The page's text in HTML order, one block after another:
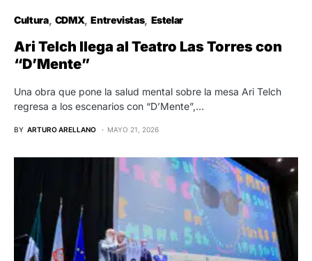
Cultura CDMX Entrevistas Estelar
Ari Telch llega al Teatro Las Torres con
“D’Mente”
Una obra que pone la salud mental sobre la mesa Ari Telch
regresa a los escenarios con “D’Mente”,…
BY ARTURO ARELLANO MAYO 21, 2026